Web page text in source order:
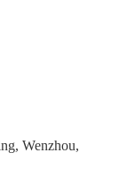
Wenzhou,